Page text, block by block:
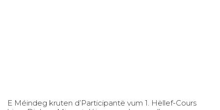
E Méindeg kruten d’Participantë vum 1. Hëllef-Cours